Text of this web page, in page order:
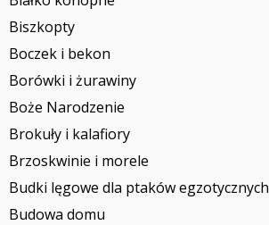
Biszkopty
Boczek i bekon
Borówki i żurawiny
Boże Narodzenie
Brokuły i kalafiory
Brzoskwinie i morele
Budki lęgowe dla ptaków egzotycznych
Budowa domu